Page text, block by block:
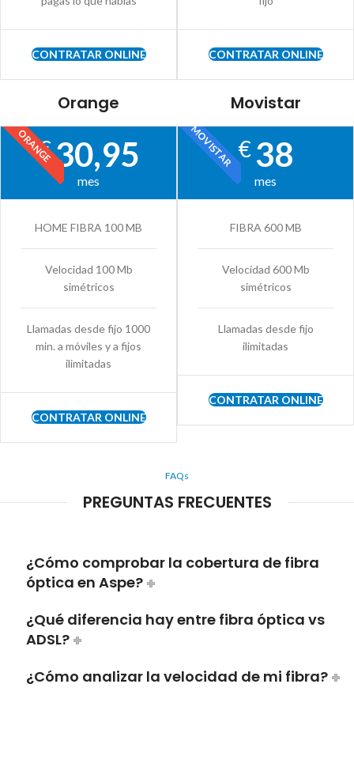
CONTRATAR ONLINE CONTRATAR ONLINE
Orange
ORANGE
€30,95
mes
HOME FIBRA 100 MB
Velocidad 100 Mb
simétricos
Llamadas desde fijo 1000
min. a móviles y a fijos
ilimitadas
CONTRATAR ONLINE
Movistar
MOVISTAR€38
mes
FIBRA 600 MB
Velocidad 600 Mb
simétricos
Llamadas desde fijo
ilimitadas
CONTRATAR ONLINE
FAQs
PREGUNTAS FRECUENTES
¿Cómo comprobar la cobertura de fibra
óptica en Aspe?
¿Qué diferencia hay entre fibra óptica vs
ADSL?
¿Cómo analizar la velocidad de mi fibra?